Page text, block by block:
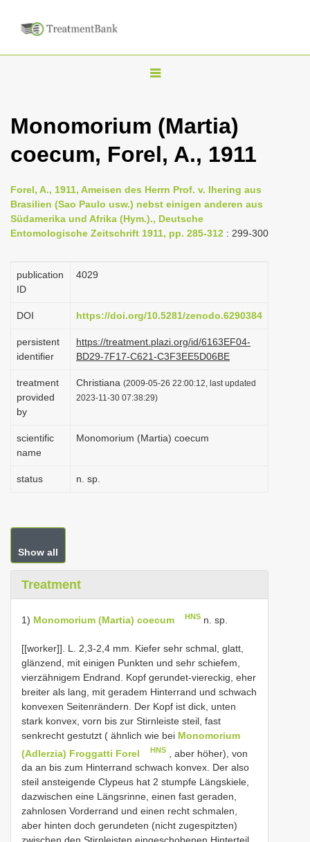
T
g
l
n
a
v
g
o
n
Monomorium (Martia)
coecum, Forel, A., 1911
Forel, A., 1911, Ameisen des Herrn Prof. v. Ihering aus
Brasilien (Sao Paulo usw.) nebst einigen anderen aus
Südamerika und Afrika (Hym.)., Deutsche
Entomologische Zeitschrift 1911, pp. 285-312 : 299-300
publication
ID
4029
DOI https://doi.org/10.5281/zenodo.6290384
persistent
identifier
https://treatment.plazi.org/id/6163EF04-
BD29-7F17-C621-C3F3EE5D06BE
treatment
provided
by
Christiana (2009-05-26 22:00:12, last updated
2023-11-30 07:38:29)
scientific
name
Monomorium (Martia) coecum
status n. sp.
Show all
Treatment
1) Monomorium (Martia) coecum HNS n. sp.
[[worker]]. L. 2,3-2,4 mm. Kiefer sehr schmal, glatt,
glänzend, mit einigen Punkten und sehr schiefem,
vierzähnigem Endrand. Kopf gerundet-viereckig, eher
breiter als lang, mit geradem Hinterrand und schwach
konvexen Seitenrändern. Der Kopf ist dick, unten
stark konvex, vorn bis zur Stirnleiste steil, fast
senkrecht gestutzt ( ähnlich wie bei Monomorium
(Adlerzia) Froggatti Forel
HNS
, aber höher), von
da an bis zum Hinterrand schwach konvex. Der also
steil ansteigende Clypeus hat 2 stumpfe Längskiele,
dazwischen eine Längsrinne, einen fast geraden,
zahnlosen Vorderrand und einen recht schmalen,
aber hinten doch gerundeten (nicht zugespitzten)